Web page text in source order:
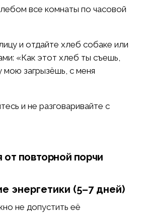
все комнаты по часовой
и отдайте хлеб собаке или
«Как этот хлеб ты съешь,
мою загрызёшь, с меня
и не разговаривайте с
от повторной порчи
энергетики (5–7 дней)
не допустить её